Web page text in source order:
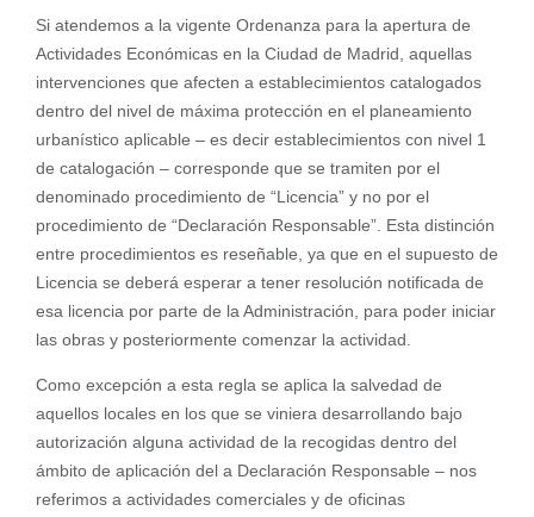
Si atendemos a la vigente Ordenanza para la apertura de
Actividades Económicas en la Ciudad de Madrid, aquellas
intervenciones que afecten a establecimientos catalogados
dentro del nivel de máxima protección en el planeamiento
urbanístico aplicable – es decir establecimientos con nivel 1
de catalogación – corresponde que se tramiten por el
denominado procedimiento de “Licencia” y no por el
procedimiento de “Declaración Responsable”. Esta distinción
entre procedimientos es reseñable, ya que en el supuesto de
Licencia se deberá esperar a tener resolución notificada de
esa licencia por parte de la Administración, para poder iniciar
las obras y posteriormente comenzar la actividad.
Como excepción a esta regla se aplica la salvedad de
aquellos locales en los que se viniera desarrollando bajo
autorización alguna actividad de la recogidas dentro del
ámbito de aplicación del a Declaración Responsable – nos
referimos a actividades comerciales y de oficinas